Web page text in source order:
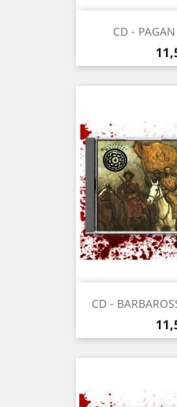
CD -
CD -